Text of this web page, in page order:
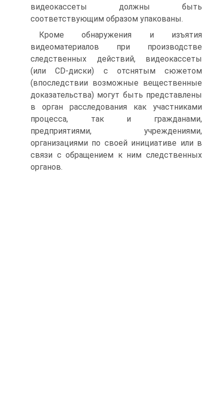
видеокассеты должны быть
соответствующим образом упакованы.
Кроме обнаружения и изъятия
видеоматериалов при производстве
следственных действий, видеокассеты
(или CD-диски) с отснятым сюжетом
(впоследствии возможные вещественные
доказательства) могут быть представлены
в орган расследования как участниками
процесса, так и гражданами,
предприятиями, учреждениями,
организациями по своей инициативе или в
связи с обращением к ним следственных
органов.